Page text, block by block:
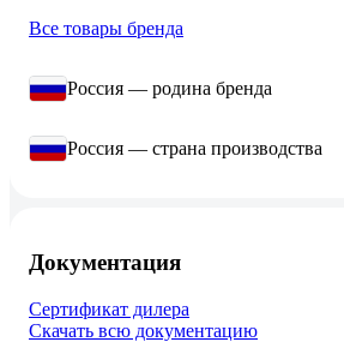
Все товары бренда
Россия — родина бренда
Россия — страна производства
Документация
Сертификат дилера
Скачать всю документацию